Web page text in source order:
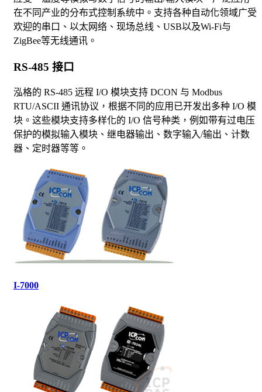
在不同产业的分布式控制系统中。支持各种自动化领域广受
欢迎的串口、以太网络、现场总线、USB以及Wi-Fi与
ZigBee等无线通讯。
RS-485 接口
泓格的 RS-485 远程 I/O 模块支持 DCON 与 Modbus
RTU/ASCII 通讯协议，根据不同的应用已开发出多种 I/O 模
块。这些模块支持多样化的 I/O 信号种类，例如带有过电压
保护的模拟输入模块、继电器输出、数字输入/输出、计数
器、定时器等等。
I-7000